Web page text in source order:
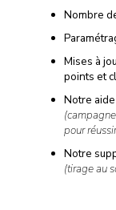
Nombre
Mises à
points et
Notre
pour
Notre
(tirage au